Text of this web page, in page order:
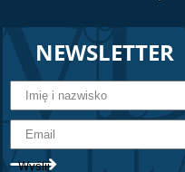
NEWSLETTER